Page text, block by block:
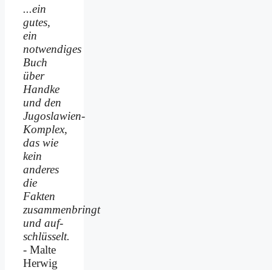
...ein
gutes,
ein
notwendiges
Buch
über
Handke
und den
Jugoslawien-
Komplex,
das wie
kein
anderes
die
Fakten
zusammenbringt
und auf­
schlüsselt.
- Malte
Herwig